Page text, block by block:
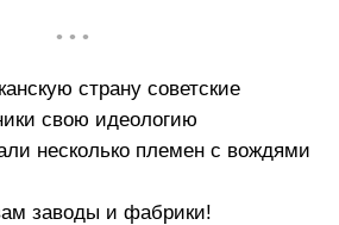
• • •
страну советские
свою идеологию
несколько племен с вождями
заводы и фабрики!